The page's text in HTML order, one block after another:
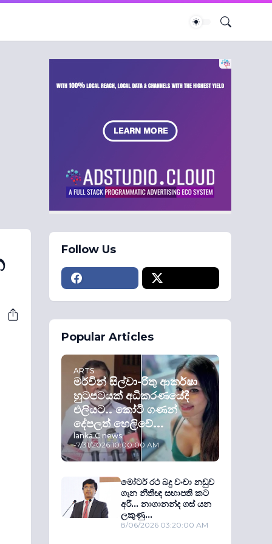
Follow Us
Popular Articles
ARTS
මර්වින් සිල්වා-රිතු ආකර්ෂා
හුටපටයක් අධිකරණයේදී
එලියට.. කෝටි ගණන්
දේපලත් හෙලිවේ...
lanka C news
-7/31/2026 10:00:00 AM
මෝටර් රථ බදු වංචා නඩුව
ගැන නීතීඥ සභාපති කට
අරී... නාගානන්ද ගස් යන
ලකුණු...
8/06/2026 03:20:00 AM